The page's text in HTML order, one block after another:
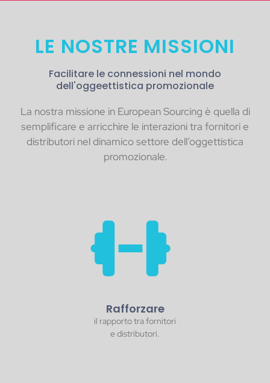
LE NOSTRE MISSIONI
Facilitare le connessioni nel mondo
dell'oggeettistica promozionale
La nostra missione in European Sourcing è quella di
semplificare e arricchire le interazioni tra fornitori e
distributori nel dinamico settore dell’oggettistica
promozionale.
Rafforzare
il rapporto tra fornitori
e distributori.